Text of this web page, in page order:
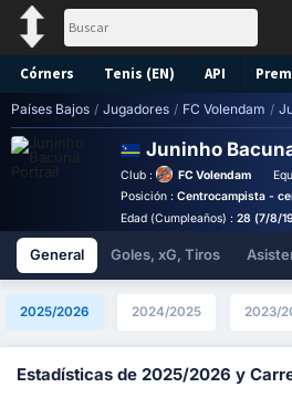
Córners Tenis (EN) API
Países Bajos / Jugadores / FC Volendam /
Juninho
Club : FC Volendam
Posición : Centrocampista -
Edad (Cumpleaños) : 28 (7/8/
General Goles, xG, Tiros
2025/2026 2024/2025 2023/
Estadísticas de 2025/2026 y